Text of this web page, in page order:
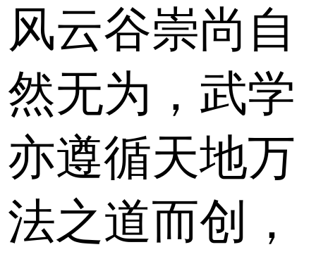
风云谷崇尚自
然无为，武学
亦遵循天地万
法之道而创，